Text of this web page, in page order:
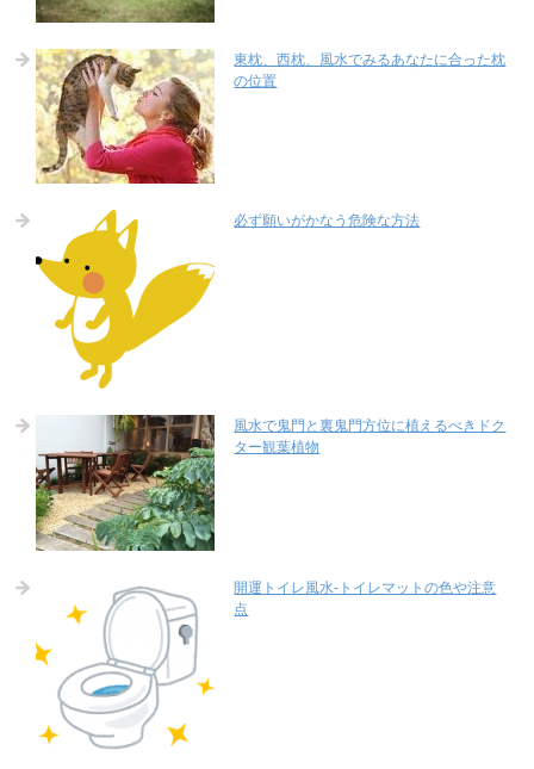
東枕、西枕、風水でみるあなたに合った枕
の位置
必ず願いがかなう危険な方法
風水で鬼門と裏鬼門方位に植えるべきドク
ター観葉植物
開運トイレ風水-トイレマットの色や注意
点